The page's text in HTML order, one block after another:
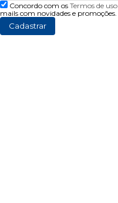
Concordo com os Termos de uso
mails com novidades e promoções.
Cadastrar